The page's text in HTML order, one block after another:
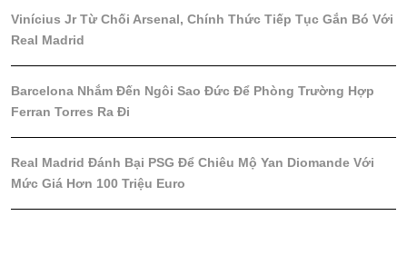
Vinícius Jr Từ Chối Arsenal, Chính Thức Tiếp Tục Gắn Bó Với
Real Madrid
Barcelona Nhắm Đến Ngôi Sao Đức Để Phòng Trường Hợp
Ferran Torres Ra Đi
Real Madrid Đánh Bại PSG Để Chiêu Mộ Yan Diomande Với
Mức Giá Hơn 100 Triệu Euro